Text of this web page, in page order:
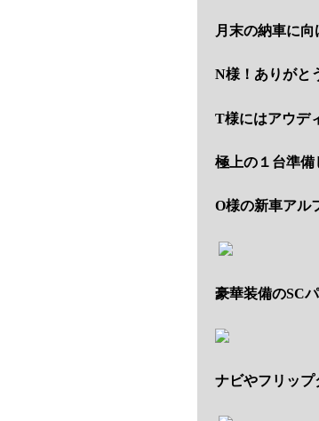
月末の納車に
N様！ありがと
T様にはアウデ
極上の１台準備
O様の新車アル
豪華装備のSC
ナビやフリッ